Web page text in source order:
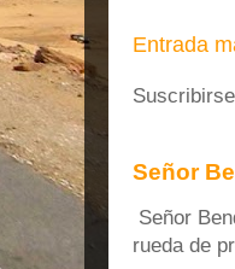
Entrada
Señor
Señor
rueda de